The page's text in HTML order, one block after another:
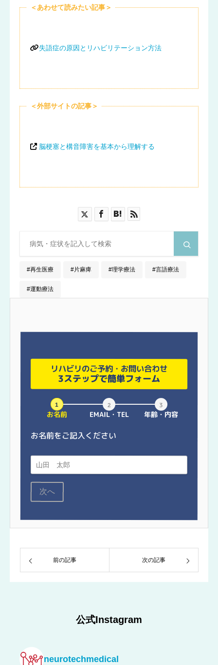
＜あわせて読みたい記事＞
失語症の原因とリハビリテーション方法
＜外部サイトの記事＞
脳梗塞と構音障害を基本から理解する
再生医療 片麻痺 理学療法 言語療法
運動療法
リハビリのご予約・お問い合わせ
3ステップで簡単フォーム
お名前 EMAIL・TEL 年齢・内容
お名前をご記入ください
次へ
前の記事 次の記事
公式Instagram
neurotechmedical